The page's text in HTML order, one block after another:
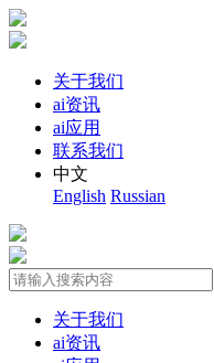
关于我们
ai资讯
ai应用
联系我们
中文
English Russian
关于我们
ai资讯